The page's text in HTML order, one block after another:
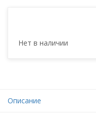
Нет в наличии
Описание